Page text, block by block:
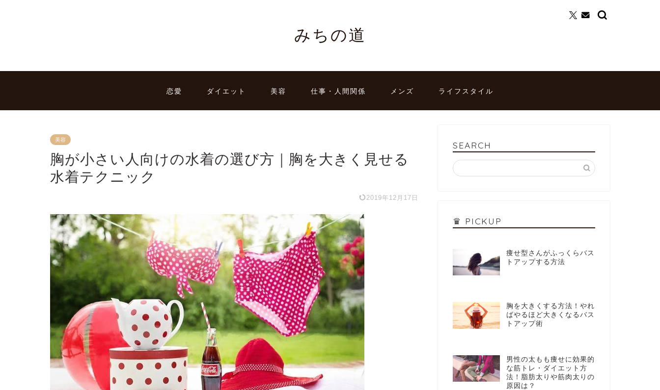
みちの道
恋愛 ダイエット 美容 仕事・人間関係 メンズ ライフスタイル
美容
胸が小さい人向けの水着の選び方｜胸を大きく見せる
水着テクニック
2019年12月17日
SEARCH
♛ PICKUP
痩せ型さんがふっくらバス
トアップする方法
胸を大きくする方法！やれ
ばやるほど大きくなるバス
トアップ術
男性の太もも痩せに効果的
な筋トレ・ダイエット方
法！脂肪太りや筋肉太りの
原因は？